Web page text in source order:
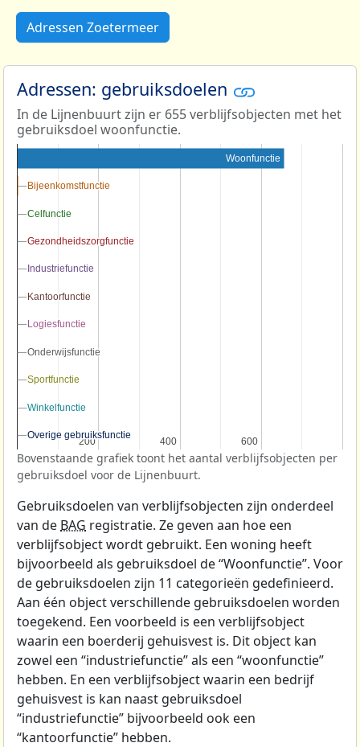
Adressen Zoetermeer
Adressen: gebruiksdoelen
In de Lijnenbuurt zijn er 655 verblijfsobjecten met het
gebruiksdoel woonfunctie.
200
200 400
400 600
600
Woonfunctie
Bijeenkomstfunctie
Bijeenkomstfunctie
Celfunctie
Celfunctie
Gezondheidszorgfunctie
Gezondheidszorgfunctie
Industriefunctie
Industriefunctie
Kantoorfunctie
Kantoorfunctie
Logiesfunctie
Logiesfunctie
Onderwijsfunctie
Onderwijsfunctie
Sportfunctie
Sportfunctie
Winkelfunctie
Winkelfunctie
Overige gebruiksfunctie
Overige gebruiksfunctie
Bovenstaande grafiek toont het aantal verblijfsobjecten per
gebruiksdoel voor de Lijnenbuurt.
Gebruiksdoelen van verblijfsobjecten zijn onderdeel
van de BAG registratie. Ze geven aan hoe een
verblijfsobject wordt gebruikt. Een woning heeft
bijvoorbeeld als gebruiksdoel de “Woonfunctie”. Voor
de gebruiksdoelen zijn 11 categorieën gedefinieerd.
Aan één object verschillende gebruiksdoelen worden
toegekend. Een voorbeeld is een verblijfsobject
waarin een boerderij gehuisvest is. Dit object kan
zowel een “industriefunctie” als een “woonfunctie”
hebben. En een verblijfsobject waarin een bedrijf
gehuisvest is kan naast gebruiksdoel
“industriefunctie” bijvoorbeeld ook een
“kantoorfunctie” hebben.